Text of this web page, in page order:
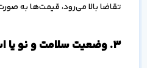
تقاضا بالا می‌رود، قیمت‌ها به
۳. وضعیت سلامت و نو یا استوک بودن محصول